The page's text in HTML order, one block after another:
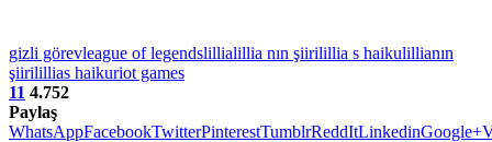
gizli görevleague of legendslillialillia nın şiirilillia s haikulillianın
şiirilillias haikuriot games
11 4.752
Paylaş
WhatsAppFacebookTwitterPinterestTumblrReddItLinkedinGoogle+